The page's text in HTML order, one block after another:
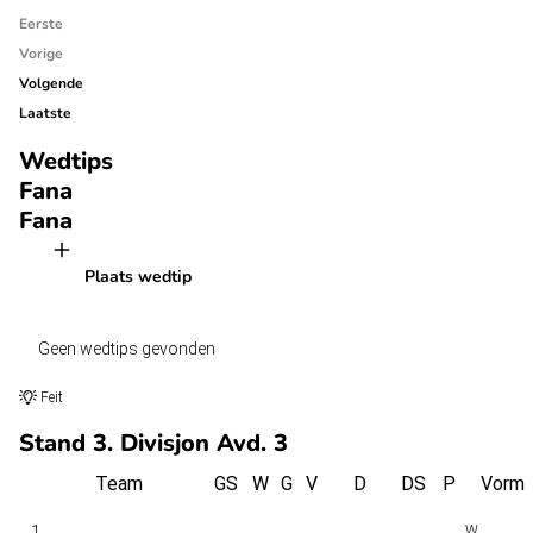
Eerste
Vorige
Volgende
Laatste
Wedtips
Fana
Fana
Plaats wedtip
Geen wedtips gevonden
Feit
Stand 3. Divisjon Avd. 3
Team GS W G V D DS P Vorm